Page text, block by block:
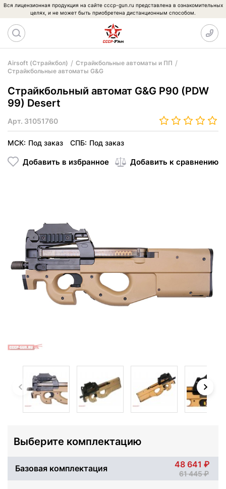
Вся лицензионная продукция на сайте cccp-gun.ru представлена в ознакомительных
целях, и не может быть приобретена дистанционным способом.
Airsoft (Страйкбол)
Страйкбольные автоматы и ПП
Страйкбольные автоматы G&G
Страйкбольный автомат G&G P90 (PDW
99) Desert
Арт. 31051760
МСК: Под заказ СПБ: Под заказ
Добавить в избранное Добавить к сравнению
Выберите комплектацию
Базовая комплектация 48 641
61 445